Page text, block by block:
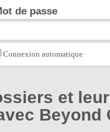
de passe
Connexion automatique
et
Beyond